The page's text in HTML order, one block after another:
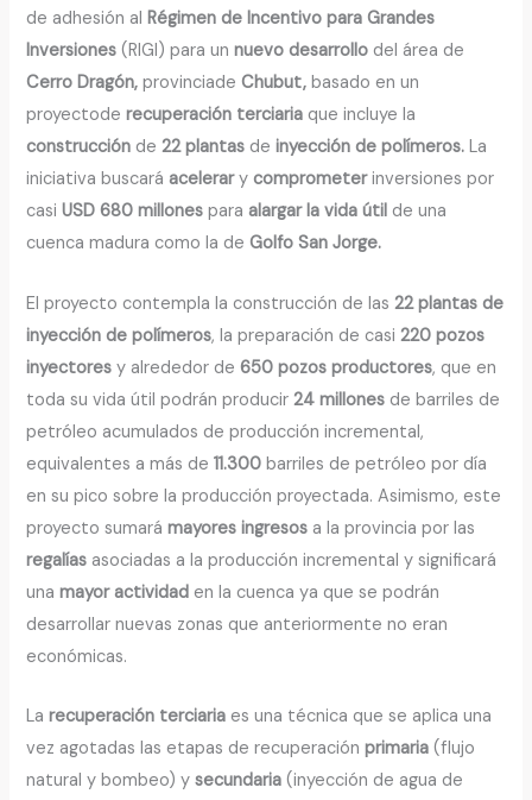
de adhesión alRégimen de Incentivo para Grandes
Inversiones (RIGI) para unnuevo desarrollo del área de
Cerro Dragón,provinciade Chubut, basado en un
proyectode recuperación terciaria que incluye la
construcción de22 plantas deinyección de polímeros.La
iniciativa buscará acelerarycomprometerinversiones por
casiUSD 680 millonespara alargar la vida útil de una
cuenca madura como la de Golfo San Jorge.
El proyecto contempla la construcción de las22 plantas de
inyección de polímeros, la preparación de casi220 pozos
inyectores y alrededor de650 pozos productores, que en
toda su vida útil podrán producir24 millones de barriles de
petróleo acumulados de producción incremental,
equivalentes a más de11.300 barriles de petróleo por día
en su pico sobre la producción proyectada. Asimismo, este
proyecto sumarámayores ingresos a la provincia por las
regalías asociadas a la producción incremental y significará
unamayor actividad en la cuenca ya que se podrán
desarrollar nuevas zonas que anteriormente no eran
económicas.
Larecuperación terciaria es una técnica que se aplica una
vez agotadas las etapas de recuperaciónprimaria (flujo
natural y bombeo) ysecundaria (inyección de agua de